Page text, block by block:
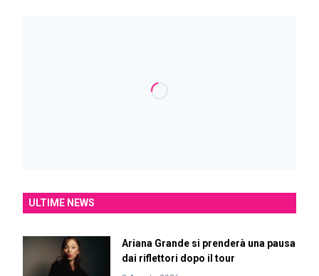
ULTIME NEWS
Ariana Grande si prenderà una pausa
dai riflettori dopo il tour